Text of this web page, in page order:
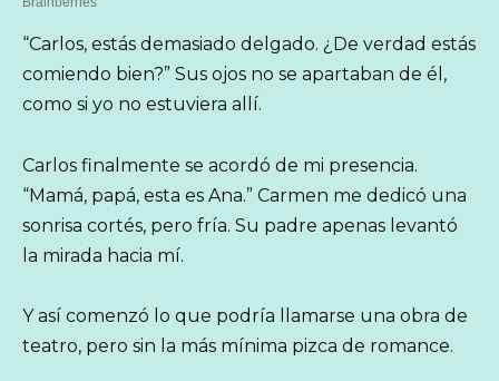
“Carlos, estás demasiado delgado. ¿De verdad estás
comiendo bien?” Sus ojos no se apartaban de él,
como si yo no estuviera allí.
Carlos finalmente se acordó de mi presencia.
“Mamá, papá, esta es Ana.” Carmen me dedicó una
sonrisa cortés, pero fría. Su padre apenas levantó
la mirada hacia mí.
Y así comenzó lo que podría llamarse una obra de
teatro, pero sin la más mínima pizca de romance.